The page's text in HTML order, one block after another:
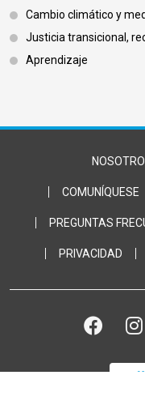
Cambio climático y
Justicia transicional,
Aprendizaje
Footer
COMUNÍQUESE
PREGUNTAS
PRIVACIDAD